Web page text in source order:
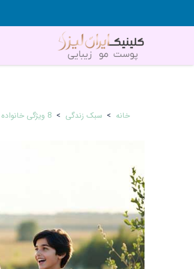
خانه > سبک زندگی > 8 ویژگی خانواده موفق از منظر قرآن+ از نظر سبک اسلامی